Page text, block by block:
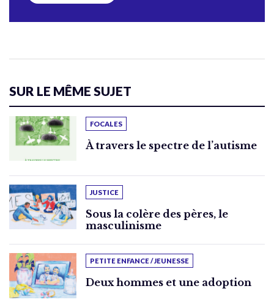
SUR LE MÊME SUJET
FOCALES
À travers le spectre de l’autisme
JUSTICE
Sous la colère des pères, le
masculinisme
PETITE ENFANCE / JEUNESSE
Deux hommes et une adoption